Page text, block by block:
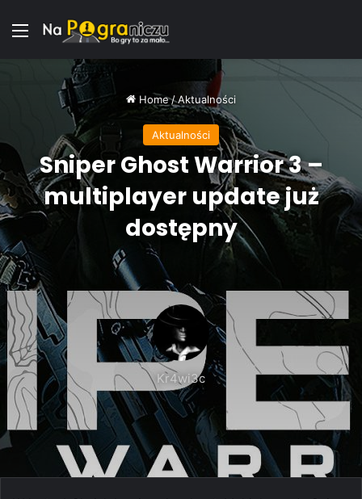
Menu
Home/Aktualności
Aktualności
Sniper Ghost Warrior 3 –
multiplayer update już
dostępny
Kr4wi3c